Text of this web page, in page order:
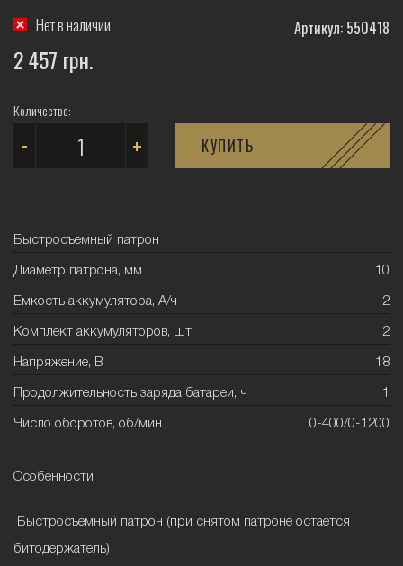
Нет в наличии Артикул: 550418
2 457 грн.
Количество:
- + КУПИТЬ
Быстросъемный патрон
Диаметр патрона, мм 10
Емкость аккумулятора, А/ч 2
Комплект аккумуляторов, шт 2
Напряжение, В 18
Продолжительность заряда батареи, ч 1
Число оборотов, об/мин 0-400/0-1200
Особенности
Быстросъемный патрон (при снятом патроне остается
битодержатель)